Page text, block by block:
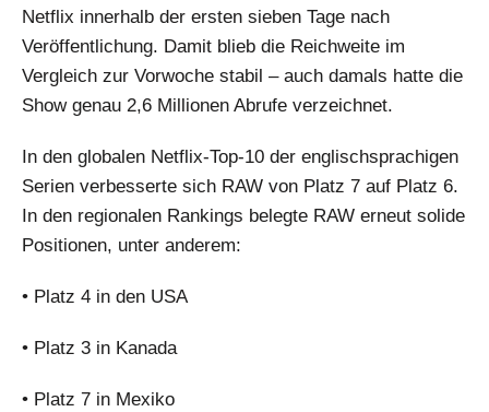
Netflix innerhalb der ersten sieben Tage nach
Veröffentlichung. Damit blieb die Reichweite im
Vergleich zur Vorwoche stabil – auch damals hatte die
Show genau 2,6 Millionen Abrufe verzeichnet.
In den globalen Netflix-Top-10 der englischsprachigen
Serien verbesserte sich RAW von Platz 7 auf Platz 6.
In den regionalen Rankings belegte RAW erneut solide
Positionen, unter anderem:
• Platz 4 in den USA
• Platz 3 in Kanada
• Platz 7 in Mexiko